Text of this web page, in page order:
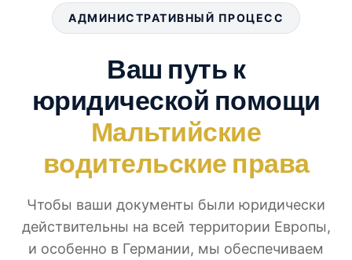
АДМИНИСТРАТИВНЫЙ ПРОЦЕСС
Ваш путь к
юридической помощи
Мальтийские
водительские права
Чтобы ваши документы были юридически
действительны на всей территории Европы,
и особенно в Германии, мы обеспечиваем